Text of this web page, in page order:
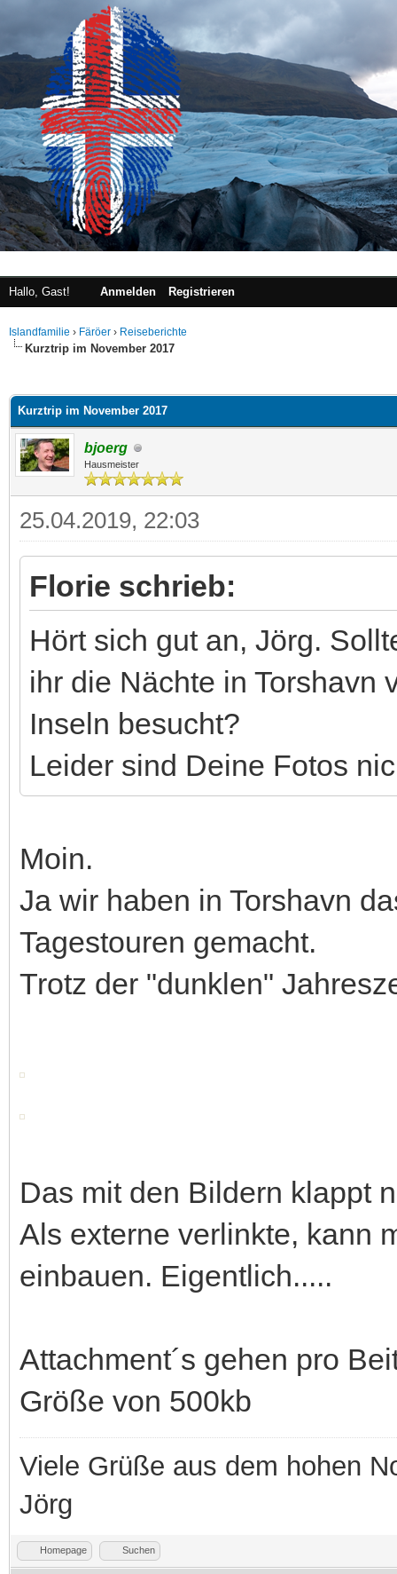
Hallo, Gast! Anmelden Registrieren
Islandfamilie › Färöer › Reiseberichte
Kurztrip im November 2017
Kurztrip im November 2017
bjoerg
Hausmeister
25.04.2019, 22:03
Florie schrieb:
Hört sich gut an, Jörg.
ihr die Nächte in Torshavn
Inseln besucht?
Leider sind Deine Fotos
Moin.
Ja wir haben in Torshavn
Tagestouren gemacht.
Trotz der "dunklen"
Das mit den Bildern klappt
Als externe verlinkte, kann
einbauen. Eigentlich.....
Attachment´s gehen pro
Größe von 500kb
Viele Grüße aus dem hohen
Jörg
Homepage Suchen